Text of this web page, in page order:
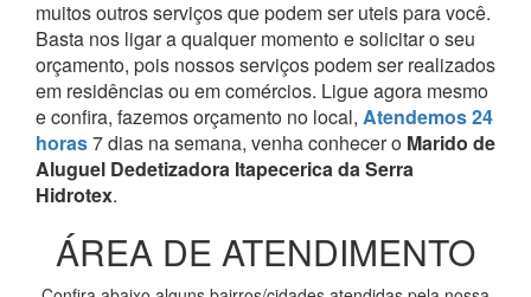
muitos outros serviços que podem ser uteis para você.
Basta nos ligar a qualquer momento e solicitar o seu
orçamento, pois nossos serviços podem ser realizados
em residências ou em comércios. Ligue agora mesmo
e confira, fazemos orçamento no local, Atendemos 24
horas7 dias na semana, venha conhecer o Marido de
Aluguel Dedetizadora Itapecerica da Serra
Hidrotex.
ÁREA DE ATENDIMENTO